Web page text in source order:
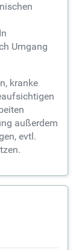
Umgang
kranke
außerdem
evtl.